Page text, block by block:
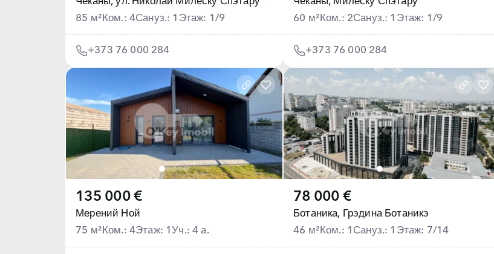
85 м² Ком.: 4Сануз.: 1 Этаж: 1/9
+373 76 000 284
60 м² Ком.: 2Сануз.: 1 Этаж: 1/9
+373 76 000 284
135 000 €
Мерений Ной
75 м² Ком.: 4Этаж: 1 Уч.: 4 а.
78 000 €
Ботаника, Грэдина Ботаникэ
46 м² Ком.: 1 Сануз.: 1 Этаж: 7/14